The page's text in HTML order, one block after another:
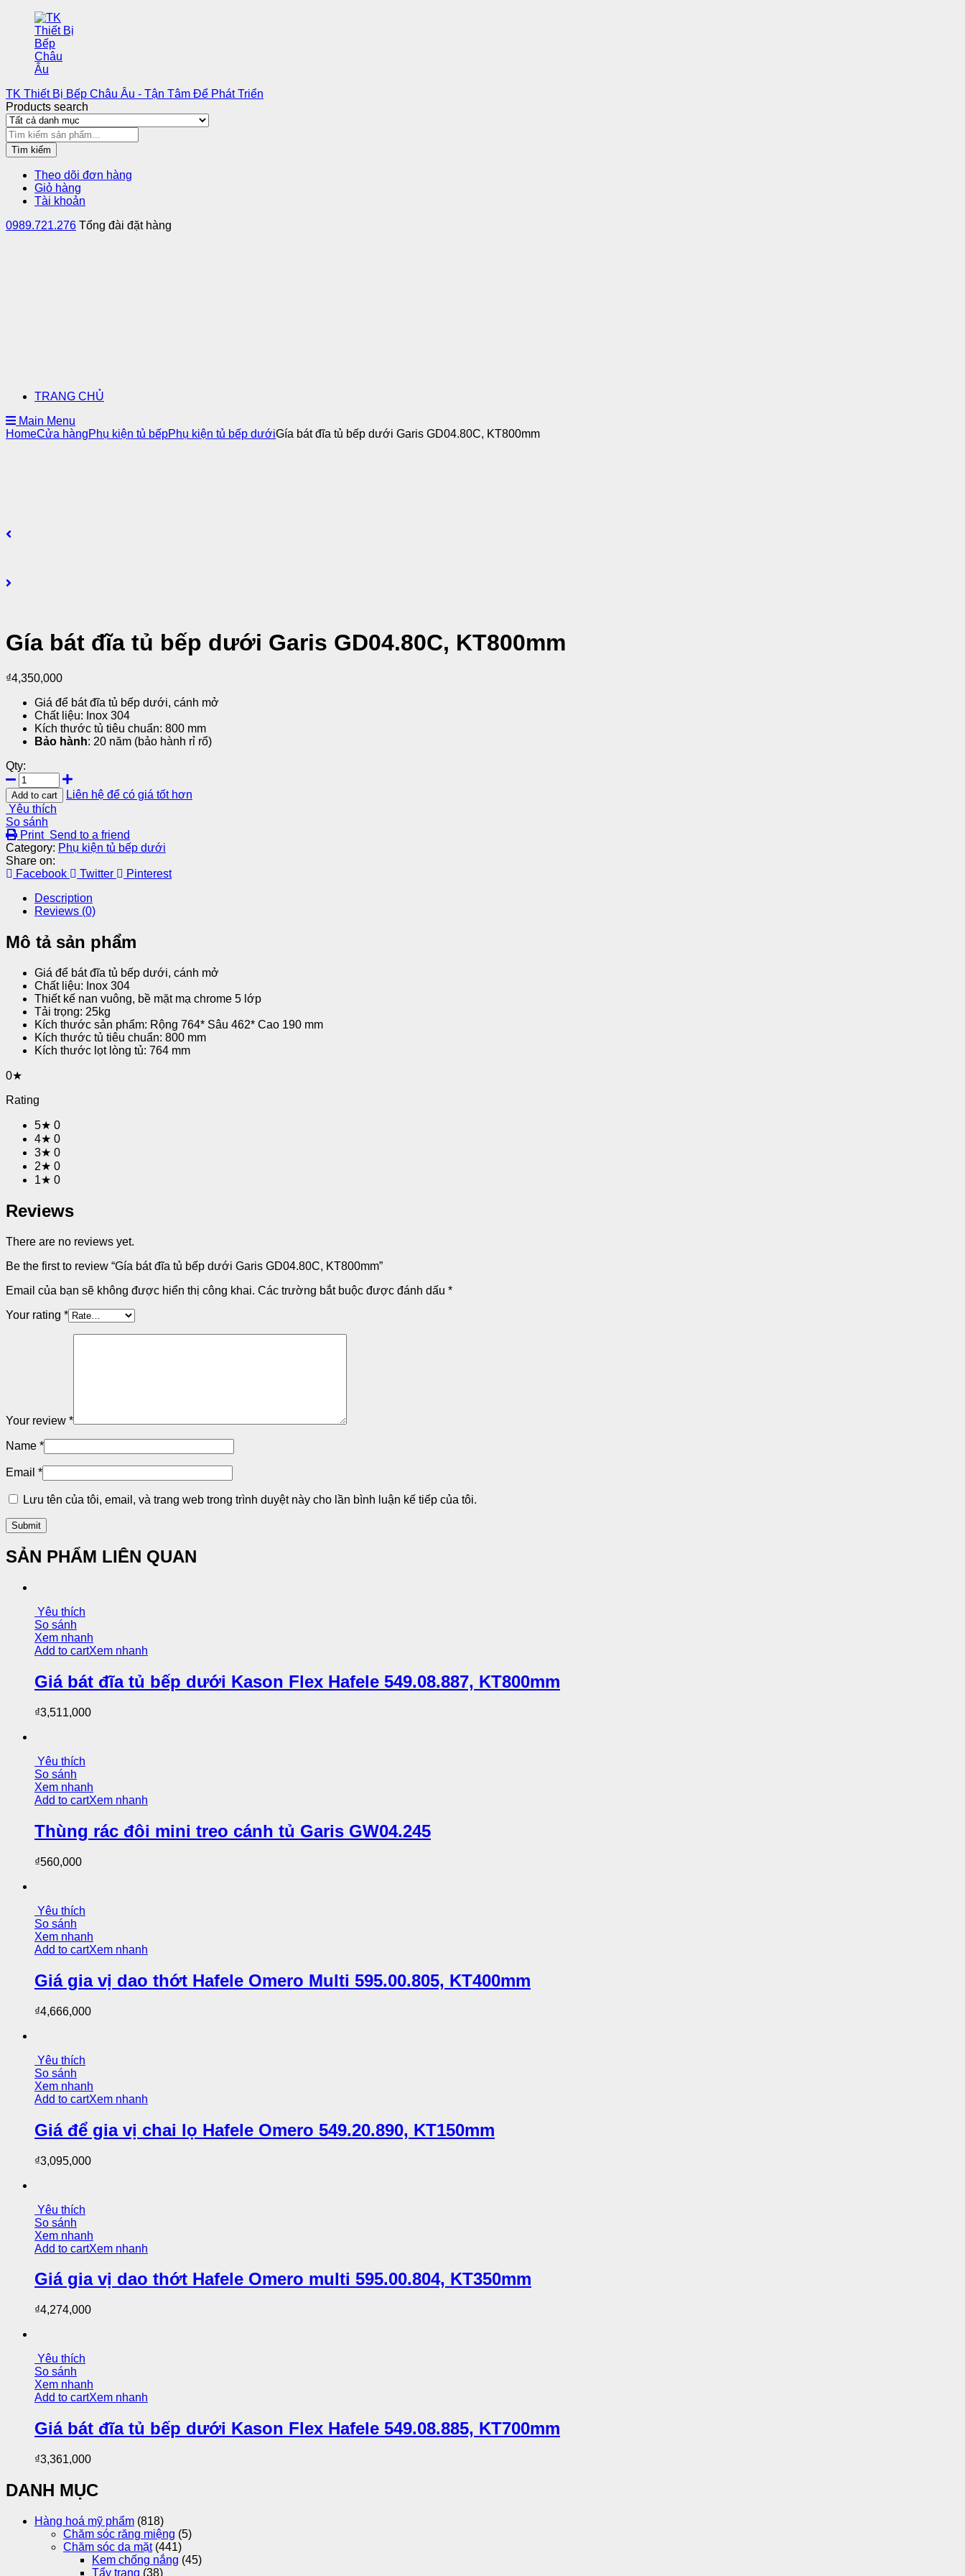
TK Thiết Bị Bếp Châu Âu - Tận Tâm Để Phát Triển
Products search
Tìm kiếm
Theo dõi đơn hàng
Giỏ hàng
Tài khoản
0989.721.276 Tổng đài đặt hàng
TRANG CHỦ
Main Menu
HomeCửa hàngPhụ kiện tủ bếpPhụ kiện tủ bếp dướiGía bát đĩa tủ bếp dưới Garis GD04.80C, KT800mm
Gía bát đĩa tủ bếp dưới Garis GD04.80C, KT800mm
₫4,350,000
Giá để bát đĩa tủ bếp dưới, cánh mở
Chất liệu: Inox 304
Kích thước tủ tiêu chuẩn: 800 mm
Bảo hành: 20 năm (bảo hành rỉ rổ)
Qty:
Add to cart
Liên hệ để có giá tốt hơn
Yêu thích
So sánh
Print Send to a friend
Category: Phụ kiện tủ bếp dưới
Share on:
Facebook
Twitter
Pinterest
Description
Reviews (0)
Mô tả sản phẩm
Giá để bát đĩa tủ bếp dưới, cánh mở
Chất liệu: Inox 304
Thiết kế nan vuông, bề mặt mạ chrome 5 lớp
Tải trọng: 25kg
Kích thước sản phẩm: Rộng 764* Sâu 462* Cao 190 mm
Kích thước tủ tiêu chuẩn: 800 mm
Kích thước lọt lòng tủ: 764 mm
0★
Rating
5★ 0
4★ 0
3★ 0
2★ 0
1★ 0
Reviews
There are no reviews yet.
Be the first to review “Gía bát đĩa tủ bếp dưới Garis GD04.80C, KT800mm”
Email của bạn sẽ không được hiển thị công khai. Các trường bắt buộc được đánh dấu *
Your rating *
Your review *
Name *
Email *
Lưu tên của tôi, email, và trang web trong trình duyệt này cho lần bình luận kế tiếp của tôi.
SẢN PHẨM LIÊN QUAN
Yêu thích
So sánh
Xem nhanh
Add to cartXem nhanh
Giá bát đĩa tủ bếp dưới Kason Flex Hafele 549.08.887, KT800mm
₫3,511,000
Yêu thích
So sánh
Xem nhanh
Add to cartXem nhanh
Thùng rác đôi mini treo cánh tủ Garis GW04.245
₫560,000
Yêu thích
So sánh
Xem nhanh
Add to cartXem nhanh
Giá gia vị dao thớt Hafele Omero Multi 595.00.805, KT400mm
₫4,666,000
Yêu thích
So sánh
Xem nhanh
Add to cartXem nhanh
Giá để gia vị chai lọ Hafele Omero 549.20.890, KT150mm
₫3,095,000
Yêu thích
So sánh
Xem nhanh
Add to cartXem nhanh
Giá gia vị dao thớt Hafele Omero multi 595.00.804, KT350mm
₫4,274,000
Yêu thích
So sánh
Xem nhanh
Add to cartXem nhanh
Giá bát đĩa tủ bếp dưới Kason Flex Hafele 549.08.885, KT700mm
₫3,361,000
DANH MỤC
Hàng hoá mỹ phẩm (818)
Chăm sóc răng miệng (5)
Chăm sóc da mặt (441)
Kem chống nắng (45)
Tẩy trang (38)